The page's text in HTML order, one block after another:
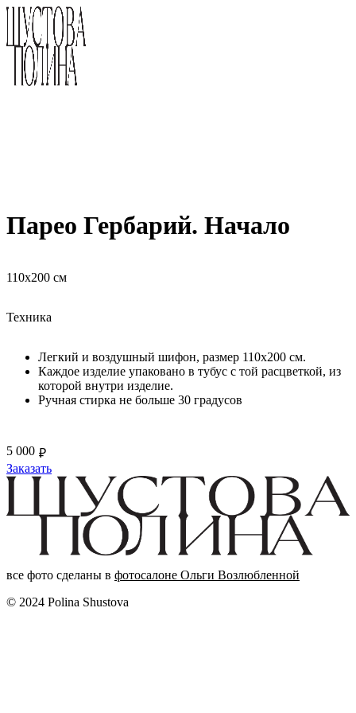
Парео Гербарий. Начало
110х200 см
Техника
Легкий и воздушный шифон, размер 110х200 см.
Каждое изделие упаковано в тубус с той расцветкой, из
которой внутри изделие.
Ручная стирка не больше 30 градусов
₽
5 000
Заказать
все фото сделаны в фотосалоне Ольги Возлюбленной
© 2024 Polina Shustova